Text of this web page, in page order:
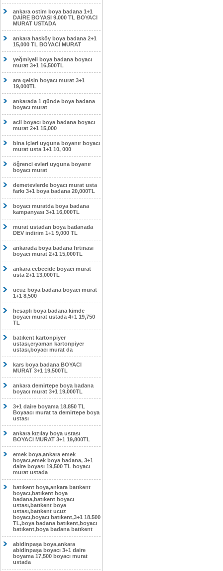
ankara ostim boya badana 1+1
DAİRE BOYASI 9,000 TL BOYACI
MURAT USTADA
ankara hasköy boya badana 2+1
15,000 TL BOYACI MURAT
yeğmiyeli boya badana boyacı
murat 3+1 16,500TL
ara gelsin boyacı murat 3+1
19,000TL
ankarada 1 günde boya badana
boyacı murat
acil boyacı boya badana boyacı
murat 2+1 15,000
bina içleri uyguna boyanır boyacı
murat usta 1+1 10, 000
öğrenci evleri uyguna boyanır
boyacı murat
demetevlerde boyacı murat usta
farkı 3+1 boya badana 20,000TL
boyacı muratda boya badana
kampanyası 3+1 16,000TL
murat ustadan boya badanada
DEV indirim 1+1 9,000 TL
ankarada boya badana fırtınası
boyacı murat 2+1 15,000TL
ankara cebecide boyacı murat
usta 2+1 13,000TL
ucuz boya badana boyacı murat
1+1 8,500
hesaplı boya badana kimde
boyacı murat ustada 4+1 19,750
TL
batıkent kartonpiyer
ustası,eryaman kartonpiyer
ustası,boyacı murat da
kars boya badana BOYACI
MURAT 3+1 19,500TL
ankara demirtepe boya badana
boyacı murat 3+1 19,000TL
3+1 daire boyama 18,850 TL
Boyaacı murat ta demirtepe boya
ustası
ankara kızılay boya ustası
BOYACI MURAT 3+1 19,800TL
emek boya,ankara emek
boyacı,emek boya badana, 3+1
daire boyası 19,500 TL boyacı
murat ustada
batıkent boya,ankara batıkent
boyacı,batıkent boya
badana,batıkent boyacı
ustası,batıkent boya
ustası,batıkent ucuz
boyacı,boyacı batıkent,3+1 18.500
TL,boya badana batıkent,boyacı
batıkent,boya badana batıkent
abidinpaşa boya,ankara
abidinpaşa boyacı 3+1 daire
boyama 17,500 boyacı murat
ustada